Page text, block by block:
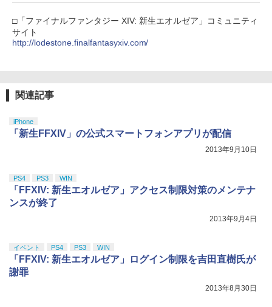
□「ファイナルファンタジー XIV: 新生エオルゼア」コミュニティ
サイト
http://lodestone.finalfantasyxiv.com/
関連記事
iPhone
「新生FFXIV」の公式スマートフォンアプリが配信
2013年9月10日
PS4 PS3 WIN
「FFXIV: 新生エオルゼア」アクセス制限対策のメンテナ
ンスが終了
2013年9月4日
イベント PS4 PS3 WIN
「FFXIV: 新生エオルゼア」ログイン制限を吉田直樹氏が
謝罪
2013年8月30日